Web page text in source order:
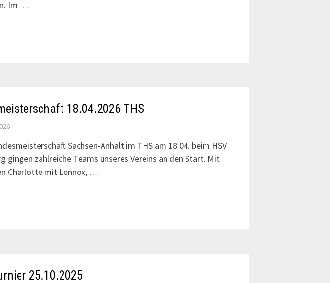
Im …
18.04.2026 THS
Sachsen-Anhalt im THS am 18.04. beim HSV
gingen zahlreiche Teams unseres Vereins an den Start. Mit
Charlotte mit Lennox, …
25.10.2025